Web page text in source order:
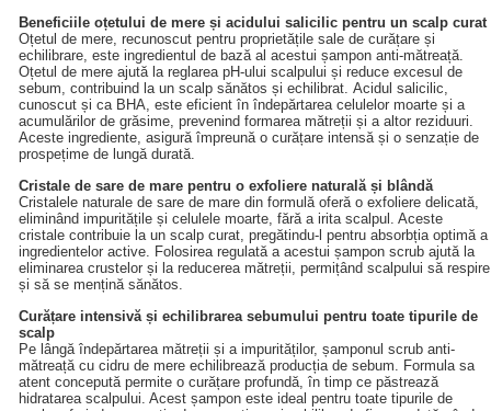
Beneficiile oțetului de mere și acidului salicilic pentru un scalp curat
Oțetul de mere, recunoscut pentru proprietățile sale de curățare și
echilibrare, este ingredientul de bază al acestui șampon anti-mătreață.
Oțetul de mere ajută la reglarea pH-ului scalpului și reduce excesul de
sebum, contribuind la un scalp sănătos și echilibrat. Acidul salicilic,
cunoscut și ca BHA, este eficient în îndepărtarea celulelor moarte și a
acumulărilor de grăsime, prevenind formarea mătreții și a altor reziduuri.
Aceste ingrediente, asigură împreună o curățare intensă și o senzație de
prospețime de lungă durată.
Cristale de sare de mare pentru o exfoliere naturală și blândă
Cristalele naturale de sare de mare din formulă oferă o exfoliere delicată,
eliminând impuritățile și celulele moarte, fără a irita scalpul. Aceste
cristale contribuie la un scalp curat, pregătindu-l pentru absorbția optimă a
ingredientelor active. Folosirea regulată a acestui șampon scrub ajută la
eliminarea crustelor și la reducerea mătreții, permițând scalpului să respire
și să se mențină sănătos.
Curățare intensivă și echilibrarea sebumului pentru toate tipurile de
scalp
Pe lângă îndepărtarea mătreții și a impurităților, șamponul scrub anti-
mătreață cu cidru de mere echilibrează producția de sebum. Formula sa
atent concepută permite o curățare profundă, în timp ce păstrează
hidratarea scalpului. Acest șampon este ideal pentru toate tipurile de